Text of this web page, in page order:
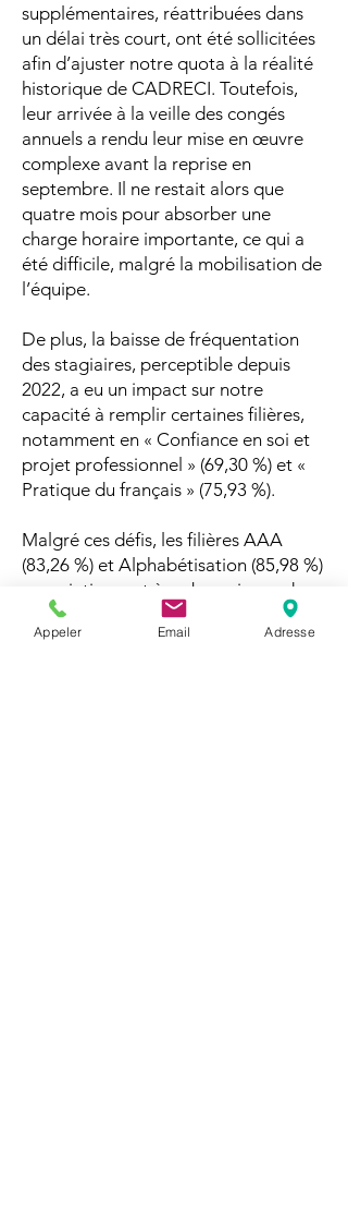
supplémentaires, réattribuées dans
un délai très court, ont été sollicitées
afin d’ajuster notre quota à la réalité
historique de CADRECI. Toutefois,
leur arrivée à la veille des congés
annuels a rendu leur mise en œuvre
complexe avant la reprise en
septembre. Il ne restait alors que
quatre mois pour absorber une
charge horaire importante, ce qui a
été difficile, malgré la mobilisation de
l’équipe.
De plus, la baisse de fréquentation
des stagiaires, perceptible depuis
2022, a eu un impact sur notre
capacité à remplir certaines filières,
notamment en « Confiance en soi et
projet professionnel » (69,30 %) et «
Pratique du français » (75,93 %).
Malgré ces défis, les filières AAA
(83,26 %) et Alphabétisation (85,98 %)
se maintiennent à un bon niveau de
réalisation. Ces résultats traduisent la
solidité de notre fonctionnement,
Appeler Email Adresse